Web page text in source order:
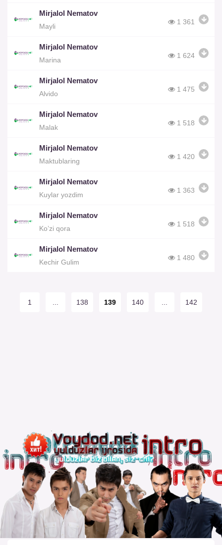
Mirjalol Nematov
Mayli
1 361
Mirjalol Nematov
Marina
1 624
Mirjalol Nematov
Alvido
1 475
Mirjalol Nematov
Malak
1 518
Mirjalol Nematov
Maktublaring
1 420
Mirjalol Nematov
Kuylar yozdim
1 363
Mirjalol Nematov
Ko’zi qora
1 518
Mirjalol Nematov
Kechir Gulim
1 480
1 138 139 140 142